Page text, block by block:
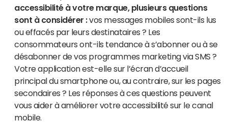
accessibilité à votre marque, plusieurs questions
sont à considérer :vos messages mobiles sont-ils lus
ou effacés par leurs destinataires ? Les
consommateurs ont-ils tendance à s’abonner ou à se
désabonner de vos programmes marketing via SMS ?
Votre application est-elle sur l’écran d’accueil
principal du smartphone ou, au contraire, sur les pages
secondaires ? Les réponses à ces questions peuvent
vous aider à améliorer votre accessibilité sur le canal
mobile.